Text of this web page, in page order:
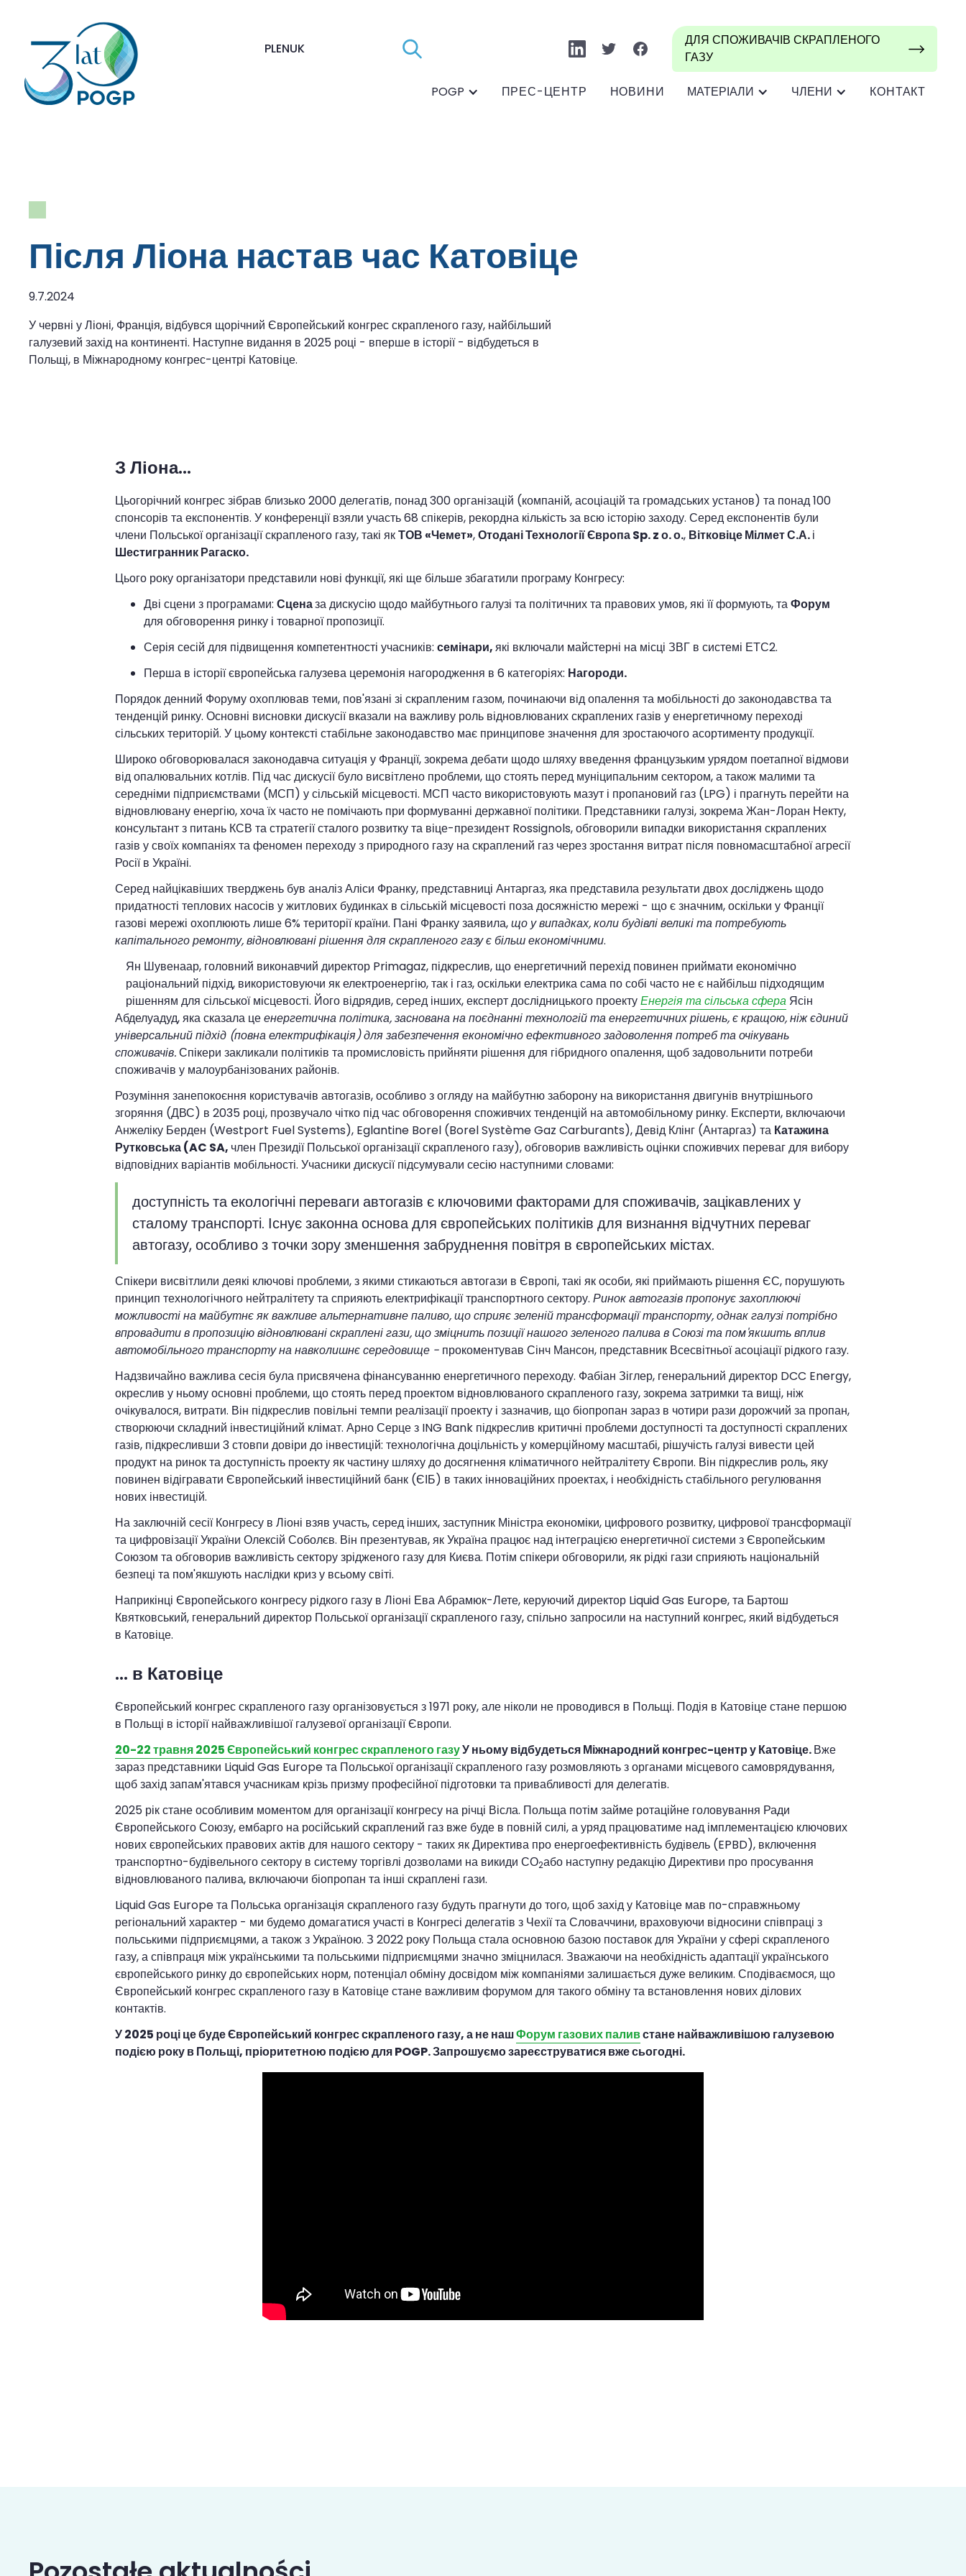
PLENUK
ДЛЯ СПОЖИВАЧІВ СКРАПЛЕНОГО
ГАЗУ
POGP ПРЕС-ЦЕНТР НОВИНИ МАТЕРІАЛИ ЧЛЕНИ КОНТАКТ
Після Ліона настав час Катовіце
9.7.2024
У червні у Ліоні, Франція, відбувся щорічний Європейський конгрес скрапленого газу, найбільший
галузевий захід на континенті. Наступне видання в 2025 році - вперше в історії - відбудеться в
Польщі, в Міжнародному конгрес-центрі Катовіце.
З Ліона...
Цьогорічний конгрес зібрав близько 2000 делегатів, понад 300 організацій (компаній, асоціацій та громадських установ) та понад 100
спонсорів та експонентів. У конференції взяли участь 68 спікерів, рекордна кількість за всю історію заходу. Серед експонентів були
члени Польської організації скрапленого газу, такі якТОВ «Чемет»,Отодані Технології Європа Sp. z о. о., Вітковіце Мілмет С.А.і
Шестигранник Рагаско.
Цього року організатори представили нові функції, які ще більше збагатили програму Конгресу:
Дві сцени з програмами: Сценаза дискусію щодо майбутнього галузі та політичних та правових умов, які її формують, таФорум
для обговорення ринку і товарної пропозиції.
Серія сесій для підвищення компетентності учасників: семінари,які включали майстерні на місці ЗВГ в системі ЕТС2.
Перша в історії європейська галузева церемонія нагородження в 6 категоріях: Нагороди.
Порядок денний Форуму охоплював теми, пов'язані зі скрапленим газом, починаючи від опалення та мобільності до законодавства та
тенденцій ринку. Основні висновки дискусії вказали на важливу роль відновлюваних скраплених газів у енергетичному переході
сільських територій. У цьому контексті стабільне законодавство має принципове значення для зростаючого асортименту продукції.
Широко обговорювалася законодавча ситуація у Франції, зокрема дебати щодо шляху введення французьким урядом поетапної відмови
від опалювальних котлів. Під час дискусії було висвітлено проблеми, що стоять перед муніципальним сектором, а також малими та
середніми підприємствами (МСП) у сільській місцевості. МСП часто використовують мазут і пропановий газ (LPG) і прагнуть перейти на
відновлювану енергію, хоча їх часто не помічають при формуванні державної політики. Представники галузі, зокрема Жан-Лоран Некту,
консультант з питань КСВ та стратегії сталого розвитку та віце-президент Rossignols, обговорили випадки використання скраплених
газів у своїх компаніях та феномен переходу з природного газу на скраплений газ через зростання витрат після повномасштабної агресії
Росії в Україні.
Серед найцікавіших тверджень був аналіз Аліси Франку, представниці Антаргаз, яка представила результати двох досліджень щодо
придатності теплових насосів у житлових будинках в сільській місцевості поза досяжністю мережі - що є значним, оскільки у Франції
газові мережі охоплюють лише 6% території країни. Пані Франку заявила,що у випадках, коли будівлі великі та потребують
капітального ремонту, відновлювані рішення для скрапленого газу є більш економічними.
Ян Шувенаар, головний виконавчий директор Primagaz, підкреслив, що енергетичний перехід повинен приймати економічно
раціональний підхід, використовуючи як електроенергію, так і газ, оскільки електрика сама по собі часто не є найбільш підходящим
рішенням для сільської місцевості. Його відрядив, серед інших, експерт дослідницького проектуЕнергія та сільська сфера Ясін
Абделуадуд, яка сказала цеенергетична політика, заснована на поєднанні технологій та енергетичних рішень, є кращою, ніж єдиний
універсальний підхід (повна електрифікація) для забезпечення економічно ефективного задоволення потреб та очікувань
споживачів.Спікери закликали політиків та промисловість прийняти рішення для гібридного опалення, щоб задовольнити потреби
споживачів у малоурбанізованих районів.
Розуміння занепокоєння користувачів автогазів, особливо з огляду на майбутню заборону на використання двигунів внутрішнього
згоряння (ДВС) в 2035 році, прозвучало чітко під час обговорення споживчих тенденцій на автомобільному ринку. Експерти, включаючи
Анжеліку Берден (Westport Fuel Systems), Eglantine Borel (Borel Système Gaz Carburants), Девід Клінг (Антаргаз) та Катажина
Рутковська (AC SA, член Президії Польської організації скрапленого газу), обговорив важливість оцінки споживчих переваг для вибору
відповідних варіантів мобільності. Учасники дискусії підсумували сесію наступними словами:
доступність та екологічні переваги автогазів є ключовими факторами для споживачів, зацікавлених у
сталому транспорті. Існує законна основа для європейських політиків для визнання відчутних переваг
автогазу, особливо з точки зору зменшення забруднення повітря в європейських містах.
Спікери висвітлили деякі ключові проблеми, з якими стикаються автогази в Європі, такі як особи, які приймають рішення ЄС, порушують
принцип технологічного нейтралітету та сприяють електрифікації транспортного сектору. Ринок автогазів пропонує захоплюючі
можливості на майбутнє як важливе альтернативне паливо, що сприяє зеленій трансформації транспорту, однак галузі потрібно
впровадити в пропозицію відновлювані скраплені гази, що зміцнить позиції нашого зеленого палива в Союзі та пом'якшить вплив
автомобільного транспорту на навколишнє середовище - прокоментував Сінч Мансон, представник Всесвітньої асоціації рідкого газу.
Надзвичайно важлива сесія була присвячена фінансуванню енергетичного переходу. Фабіан Зіглер, генеральний директор DCC Energy,
окреслив у ньому основні проблеми, що стоять перед проектом відновлюваного скрапленого газу, зокрема затримки та вищі, ніж
очікувалося, витрати. Він підкреслив повільні темпи реалізації проекту і зазначив, що біопропан зараз в чотири рази дорожчий за пропан,
створюючи складний інвестиційний клімат. Арно Серце з ING Bank підкреслив критичні проблеми доступності та доступності скраплених
газів, підкресливши 3 стовпи довіри до інвестицій: технологічна доцільність у комерційному масштабі, рішучість галузі вивести цей
продукт на ринок та доступність проекту як частину шляху до досягнення кліматичного нейтралітету Європи. Він підкреслив роль, яку
повинен відігравати Європейський інвестиційний банк (ЄІБ) в таких інноваційних проектах, і необхідність стабільного регулювання
нових інвестицій.
На заключній сесії Конгресу в Ліоні взяв участь, серед інших, заступник Міністра економіки, цифрового розвитку, цифрової трансформації
та цифровізації України Олексій Соболєв. Він презентував, як Україна працює над інтеграцією енергетичної системи з Європейським
Союзом та обговорив важливість сектору зрідженого газу для Києва. Потім спікери обговорили, як рідкі гази сприяють національній
безпеці та пом'якшують наслідки криз у всьому світі.
Наприкінці Європейського конгресу рідкого газу в Ліоні Ева Абрамюк-Лете, керуючий директор Liquid Gas Europe, та Бартош
Квятковський, генеральний директор Польської організації скрапленого газу, спільно запросили на наступний конгрес, який відбудеться
в Катовіце.
... в Катовіце
Європейський конгрес скрапленого газу організовується з 1971 року, але ніколи не проводився в Польщі. Подія в Катовіце стане першою
в Польщі в історії найважливішої галузевої організації Європи.
20-22 травня 2025 Європейський конгрес скрапленого газуУ ньому відбудеться Міжнародний конгрес-центр у Катовіце.Вже
зараз представники Liquid Gas Europe та Польської організації скрапленого газу розмовляють з органами місцевого самоврядування,
щоб захід запам'ятався учасникам крізь призму професійної підготовки та привабливості для делегатів.
2025 рік стане особливим моментом для організації конгресу на річці Вісла. Польща потім займе ротаційне головування Ради
Європейського Союзу, ембарго на російський скраплений газ вже буде в повній силі, а уряд працюватиме над імплементацією ключових
нових європейських правових актів для нашого сектору - таких як Директива про енергоефективність будівель (EPBD), включення
транспортно-будівельного сектору в систему торгівлі дозволами на викиди СО2або наступну редакцію Директиви про просування
відновлюваного палива, включаючи біопропан та інші скраплені гази.
Liquid Gas Europe та Польська організація скрапленого газу будуть прагнути до того, щоб захід у Катовіце мав по-справжньому
регіональний характер - ми будемо домагатися участі в Конгресі делегатів з Чехії та Словаччини, враховуючи відносини співпраці з
польськими підприємцями, а також з Україною. З 2022 року Польща стала основною базою поставок для України у сфері скрапленого
газу, а співпраця між українськими та польськими підприємцями значно зміцнилася. Зважаючи на необхідність адаптації українського
європейського ринку до європейських норм, потенціал обміну досвідом між компаніями залишається дуже великим. Сподіваємося, що
Європейський конгрес скрапленого газу в Катовіце стане важливим форумом для такого обміну та встановлення нових ділових
контактів.
У 2025 році це буде Європейський конгрес скрапленого газу, а не нашФорум газових паливстане найважливішою галузевою
подією року в Польщі, пріоритетною подією для POGP. Запрошуємо зареєструватися вже сьогодні.